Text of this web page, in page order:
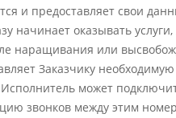
и предоставляет свои
начинает оказывать
наращивания или
Заказчику
Исполнитель может
звонков между этим